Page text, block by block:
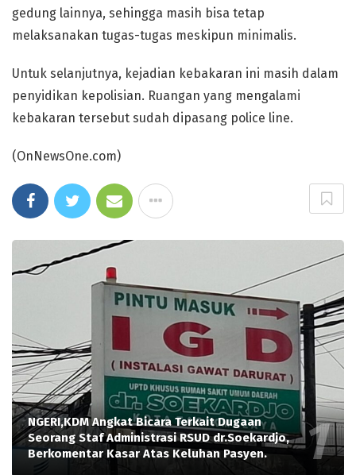
gedung lainnya, sehingga masih bisa tetap
melaksanakan tugas-tugas meskipun minimalis.
Untuk selanjutnya, kejadian kebakaran ini masih dalam
penyidikan kepolisian. Ruangan yang mengalami
kebakaran tersebut sudah dipasang police line.
(OnNewsOne.com)
NGERI,KDM Angkat Bicara Terkait Dugaan
Seorang Staf Administrasi RSUD dr.Soekardjo,
Berkomentar Kasar Atas Keluhan Pasyen.